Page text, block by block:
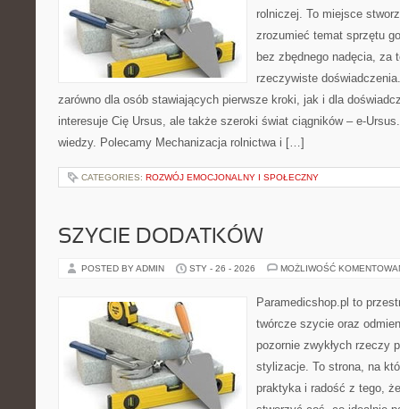
rolniczej. To miejsce
zrozumieć temat sprzętu
bez zbędnego nadęcia, za
rzeczywiste
zarówno dla osób stawiających pierwsze kroki, jak i dla
interesuje Cię Ursus, ale także szeroki świat ciągników – e-
wiedzy. Polecamy Mechanizacja rolnictwa i […]
CATEGORIES: ROZWÓJ EMOCJONALNY I SPOŁECZNY
SZYCIE DODATKÓW
POSTED BY ADMIN STY - 26 - 2026 MOŻLIWOŚĆ
Paramedicshop.pl to
twórcze szycie oraz
pozornie zwykłych rzeczy
stylizacje. To strona, na
praktyka i radość z tego,